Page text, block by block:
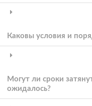
Каковы условия и
Могут ли сроки
ожидалось?